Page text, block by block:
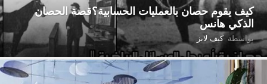
كيف يقوم حصان بالعمليات الحسابية؟قصة الحصان
الذكي هانس
بواسطة كيف لابز